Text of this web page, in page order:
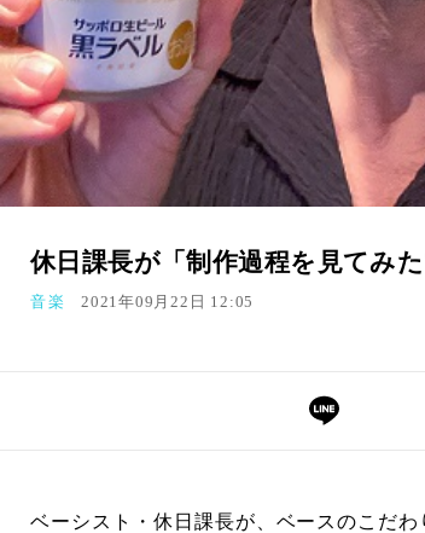
休日課長が「制作過程を見てみ
音楽 2021年09月22日 12:05
ベーシスト・休日課長が、ベースのこだ